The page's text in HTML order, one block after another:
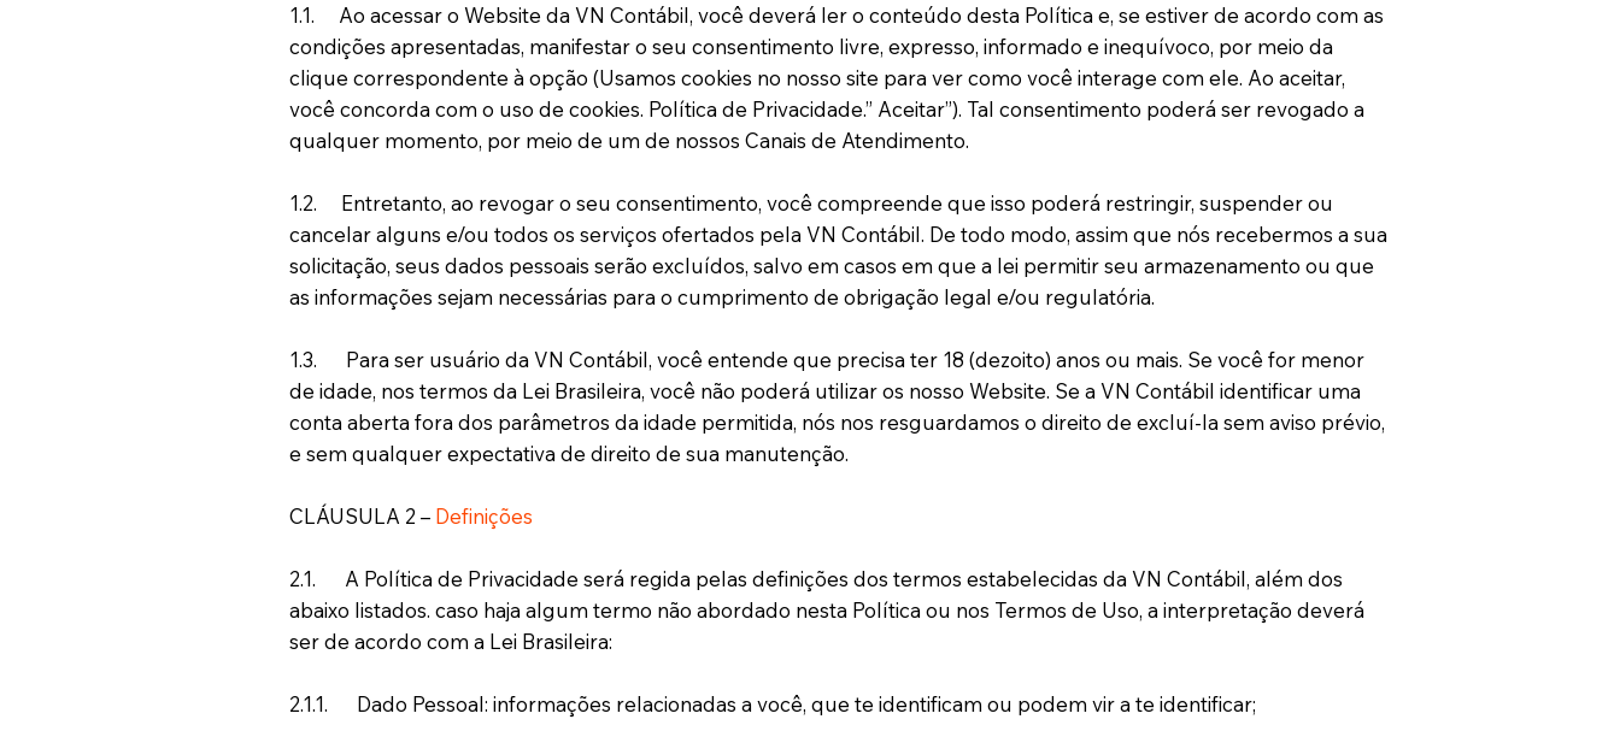
1.1. Ao acessar o Website da VN Contábil, você deverá ler o conteúdo desta Política e, se estiver de acordo com as
condições apresentadas, manifestar o seu consentimento livre, expresso, informado e inequívoco, por meio da
clique correspondente à opção (Usamos cookies no nosso site para ver como você interage com ele. Ao aceitar,
você concorda com o uso de cookies. Política de Privacidade.” Aceitar”). Tal consentimento poderá ser revogado a
qualquer momento, por meio de um de nossos Canais de Atendimento.
1.2. Entretanto, ao revogar o seu consentimento, você compreende que isso poderá restringir, suspender ou
cancelar alguns e/ou todos os serviços ofertados pela VN Contábil. De todo modo, assim que nós recebermos a sua
solicitação, seus dados pessoais serão excluídos, salvo em casos em que a lei permitir seu armazenamento ou que
as informações sejam necessárias para o cumprimento de obrigação legal e/ou regulatória.
1.3. Para ser usuário da VN Contábil, você entende que precisa ter 18 (dezoito) anos ou mais. Se você for menor
de idade, nos termos da Lei Brasileira, você não poderá utilizar os nosso Website. Se a VN Contábil identificar uma
conta aberta fora dos parâmetros da idade permitida, nós nos resguardamos o direito de excluí-la sem aviso prévio,
e sem qualquer expectativa de direito de sua manutenção.
CLÁUSULA 2 – Definições
2.1. A Política de Privacidade será regida pelas definições dos termos estabelecidas da VN Contábil, além dos
abaixo listados. caso haja algum termo não abordado nesta Política ou nos Termos de Uso, a interpretação deverá
ser de acordo com a Lei Brasileira:
2.1.1. Dado Pessoal: informações relacionadas a você, que te identificam ou podem vir a te identificar;